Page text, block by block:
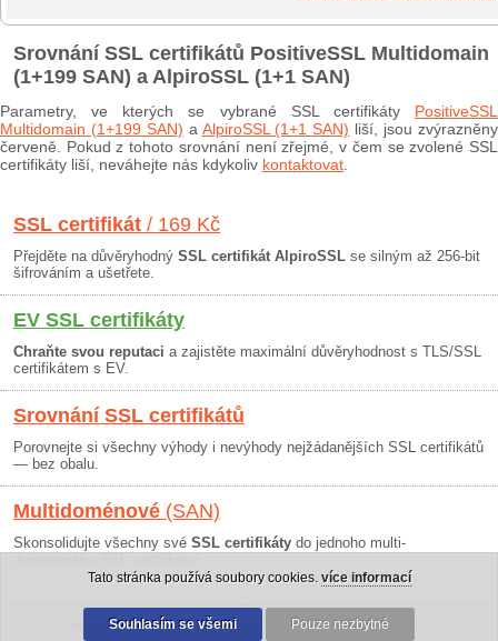
Srovnání SSL certifikátů PositiveSSL Multidomain
(1+199 SAN) a AlpiroSSL (1+1 SAN)
Parametry, ve kterých se vybrané SSL certifikáty PositiveSSL
Multidomain (1+199 SAN) a AlpiroSSL (1+1 SAN) liší, jsou zvýrazněny
červeně. Pokud z tohoto srovnání není zřejmé, v čem se zvolené SSL
certifikáty liší, neváhejte nás kdykoliv kontaktovat
SSL certifikát / 169 Kč
Přejděte na důvěryhodný SSL certifikát AlpiroSSL se silným až 256-bit
šifrováním a ušetřete.
EV SSL certifikáty
Chraňte svou reputaci a zajistěte maximální důvěryhodnost s TLS/SSL
certifikátem s EV.
Srovnání SSL certifikátů
Porovnejte si všechny výhody i nevýhody nejžádanějších SSL certifikátů
— bez obalu.
Multidoménové (SAN)
Skonsolidujte všechny své SSL certifikáty do jednoho multi-
Obchodní podmínky|30 dní záruka
Tato stránka používá soubory cookies. více informací
Souhlasím se všemi Pouze nezbytné